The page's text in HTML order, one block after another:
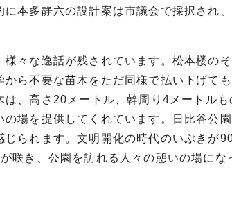
本多静六の設計案は市議会で採択され
様々な逸話が残されています。松本楼の
ら不要な苗木をただ同様で払い下げて
、高さ20メートル、幹周り4メートル
場を提供してくれています。日比谷公
られます。文明開化の時代のいぶきが
咲き、公園を訪れる人々の憩いの場にな